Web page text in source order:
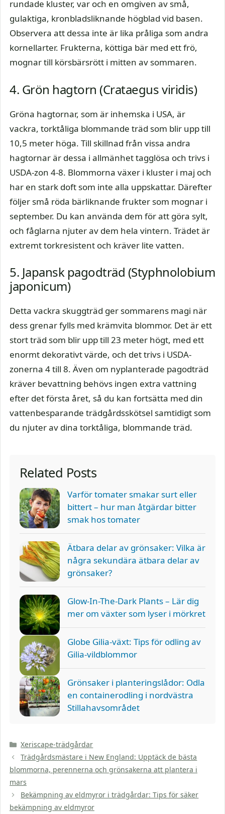
rundade kluster, var och en omgiven av små,
gulaktiga, kronbladsliknande högblad vid basen.
Observera att dessa inte är lika pråliga som andra
kornellarter. Frukterna, köttiga bär med ett frö,
mognar till körsbärsrött i mitten av sommaren.
4. Grön hagtorn (Crataegus viridis)
Gröna hagtornar, som är inhemska i USA, är
vackra, torktåliga blommande träd som blir upp till
10,5 meter höga. Till skillnad från vissa andra
hagtornar är dessa i allmänhet tagglösa och trivs i
USDA-zon 4-8. Blommorna växer i kluster i maj och
har en stark doft som inte alla uppskattar. Därefter
följer små röda bärliknande frukter som mognar i
september. Du kan använda dem för att göra sylt,
och fåglarna njuter av dem hela vintern. Trädet är
extremt torkresistent och kräver lite vatten.
5. Japansk pagodträd (Styphnolobium
japonicum)
Detta vackra skuggträd ger sommarens magi när
dess grenar fylls med krämvita blommor. Det är ett
stort träd som blir upp till 23 meter högt, med ett
enormt dekorativt värde, och det trivs i USDA-
zonerna 4 till 8. Även om nyplanterade pagodträd
kräver bevattning behövs ingen extra vattning
efter det första året, så du kan fortsätta med din
vattenbesparande trädgårdsskötsel samtidigt som
du njuter av dina torktåliga, blommande träd.
Related Posts
Varför tomater smakar surt eller
bittert – hur man åtgärdar bitter
smak hos tomater
Ätbara delar av grönsaker: Vilka är
några sekundära ätbara delar av
grönsaker?
Glow-In-The-Dark Plants – Lär dig
mer om växter som lyser i mörkret
Globe Gilia-växt: Tips för odling av
Gilia-vildblommor
Grönsaker i planteringslådor: Odla
en containerodling i nordvästra
Stillahavsområdet
Kategorier
Xeriscape-trädgårdar
Trädgårdsmästare i New England: Upptäck de bästa
blommorna, perennerna och grönsakerna att plantera i
mars
Bekämpning av eldmyror i trädgårdar: Tips för säker
bekämpning av eldmyror